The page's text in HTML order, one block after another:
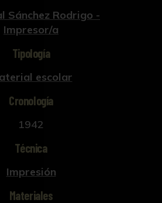
Sánchez Rodrigo -
Impresor/a
Tipología
escolar
Cronología
1942
Técnica
Impresión
Materiales